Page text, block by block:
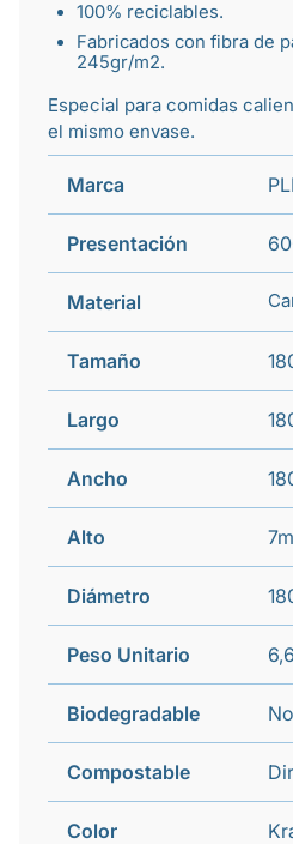
100% reciclables.
Fabricados con fibra de
245gr/m2.
Especial para comidas
el mismo envase.
Marca
Presentación
Material
Tamaño
Largo
Ancho
Alto
Diámetro
Peso Unitario
Biodegradable
Compostable
Color